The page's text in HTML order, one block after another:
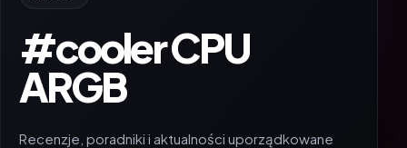
#cooler CPU
ARGB
Recenzje, poradniki i aktualności uporządkowane